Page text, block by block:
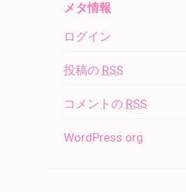
メタ情報
ログイン
投稿の RSS
コメントの RSS
WordPress.org